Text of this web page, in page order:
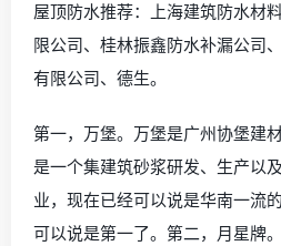
屋顶防水推荐：上海建筑防水材
限公司、桂林振鑫防水补漏公司
有限公司、德生。
第一，万堡。万堡是广州协堡建
是一个集建筑砂浆研发、生产以
业，现在已经可以说是华南一流
可以说是第一了。第二，月星牌。